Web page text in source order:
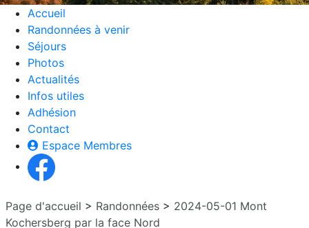
Accueil
Randonnées à venir
Séjours
Photos
Actualités
Infos utiles
Adhésion
Contact
Espace Membres
Page d'accueil > Randonnées > 2024-05-01 Mont
Kochersberg par la face Nord